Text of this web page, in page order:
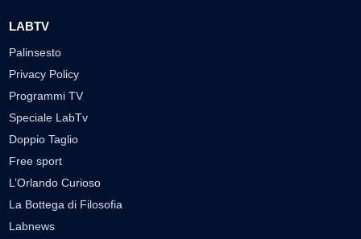
LABTV
Palinsesto
Privacy Policy
Programmi TV
Speciale LabTv
Doppio Taglio
Free sport
L’Orlando Curioso
La Bottega di Filosofia
Labnews